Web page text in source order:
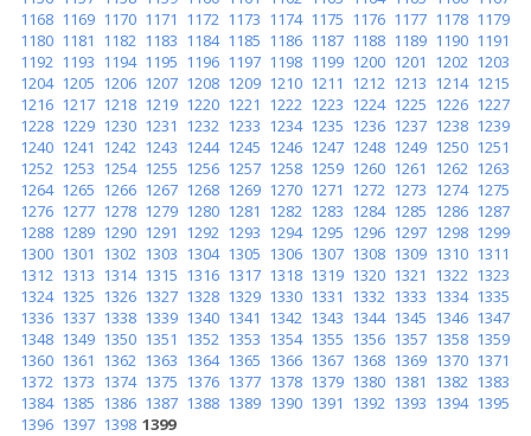
1168 1169 1170 1171 1172 1173 1174 1175 1176 1177 1178 1179
1180 1181 1182 1183 1184 1185 1186 1187 1188 1189 1190 1191
1192 1193 1194 1195 1196 1197 1198 1199 1200 1201 1202 1203
1204 1205 1206 1207 1208 1209 1210 1211 1212 1213 1214 1215
1216 1217 1218 1219 1220 1221 1222 1223 1224 1225 1226 1227
1228 1229 1230 1231 1232 1233 1234 1235 1236 1237 1238 1239
1240 1241 1242 1243 1244 1245 1246 1247 1248 1249 1250 1251
1252 1253 1254 1255 1256 1257 1258 1259 1260 1261 1262 1263
1264 1265 1266 1267 1268 1269 1270 1271 1272 1273 1274 1275
1276 1277 1278 1279 1280 1281 1282 1283 1284 1285 1286 1287
1288 1289 1290 1291 1292 1293 1294 1295 1296 1297 1298 1299
1300 1301 1302 1303 1304 1305 1306 1307 1308 1309 1310 1311
1312 1313 1314 1315 1316 1317 1318 1319 1320 1321 1322 1323
1324 1325 1326 1327 1328 1329 1330 1331 1332 1333 1334 1335
1336 1337 1338 1339 1340 1341 1342 1343 1344 1345 1346 1347
1348 1349 1350 1351 1352 1353 1354 1355 1356 1357 1358 1359
1360 1361 1362 1363 1364 1365 1366 1367 1368 1369 1370 1371
1372 1373 1374 1375 1376 1377 1378 1379 1380 1381 1382 1383
1384 1385 1386 1387 1388 1389 1390 1391 1392 1393 1394 1395
1396 1397 1398 1399